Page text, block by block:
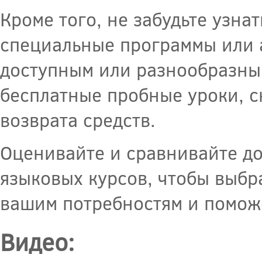
Кроме того, не забудьте
специальные программы или
доступным или
бесплатные пробные уроки,
возврата средств.
Оценивайте и сравнивайте
языковых курсов, чтобы
вашим потребностям и
Видео: